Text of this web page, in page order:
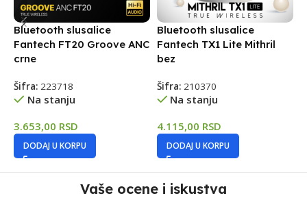
Bluetooth slusalice
Fantech FT20 Groove ANC
crne
Šifra: 223718
Na stanju
3.653,00 RSD
DODAJ U KORPU
Bluetooth slusalice
Fantech TX1 Lite Mithril
bez
Šifra: 210370
Na stanju
4.115,00 RSD
DODAJ U KORPU
Vaše ocene i iskustva